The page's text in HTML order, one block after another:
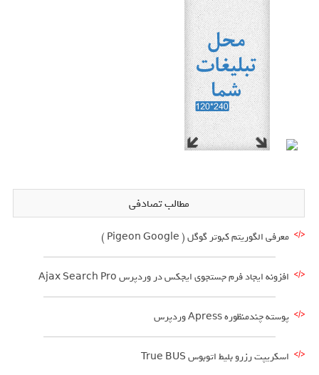
مطالب تصادفی
معرفی الگوریتم کبوتر گوگل ( Pigeon Google )
افزونه ایجاد فرم جستجوی ایجکس در وردپرس Ajax Search Pro
پوسته چندمنظوره Apress وردپرس
اسکریپت رزرو بلیط اتوبوس True BUS